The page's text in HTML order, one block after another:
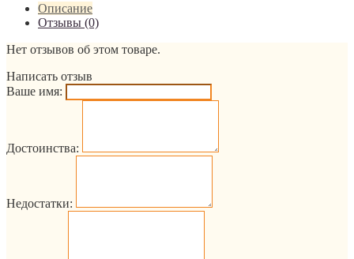
Описание
Отзывы (0)
Нет отзывов об этом товаре.
Написать отзыв
Ваше имя:
Достоинства:
Недостатки: